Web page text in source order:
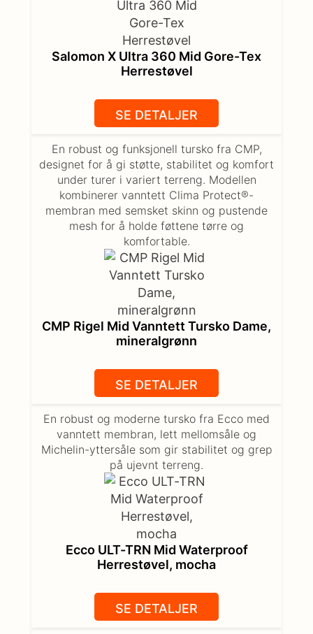
Salomon X Ultra 360 Mid Gore-Tex
Herrestøvel
SE DETALJER
CMP Rigel Mid Vanntett Tursko Dame,
mineralgrønn
En robust og funksjonell tursko fra CMP,
designet for å gi støtte, stabilitet og komfort
under turer i variert terreng. Modellen
kombinerer vanntett Clima Protect®-
membran med semsket skinn og pustende
mesh for å holde føttene tørre og
komfortable.
SE DETALJER
Ecco ULT-TRN Mid Waterproof
Herrestøvel, mocha
En robust og moderne tursko fra Ecco med
vanntett membran, lett mellomsåle og
Michelin-yttersåle som gir stabilitet og grep
på ujevnt terreng.
SE DETALJER